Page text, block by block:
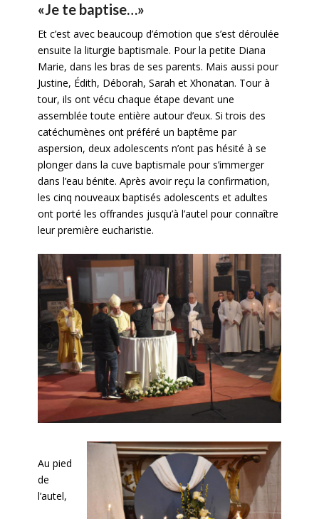
«Je te baptise…»
Et c’est avec beaucoup d’émotion que s’est déroulée
ensuite la liturgie baptismale. Pour la petite Diana
Marie, dans les bras de ses parents. Mais aussi pour
Justine, Édith, Déborah, Sarah et Xhonatan. Tour à
tour, ils ont vécu chaque étape devant une
assemblée toute entière autour d’eux. Si trois des
catéchumènes ont préféré un baptême par
aspersion, deux adolescents n’ont pas hésité à se
plonger dans la cuve baptismale pour s’immerger
dans l’eau bénite. Après avoir reçu la confirmation,
les cinq nouveaux baptisés adolescents et adultes
ont porté les offrandes jusqu’à l’autel pour connaître
leur première eucharistie.
Au pied
de
l’autel,